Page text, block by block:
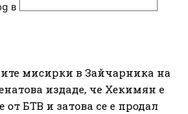
в
мисирки в Зайчарника на
издаде, че Хекимян е
БТВ и затова се е продал